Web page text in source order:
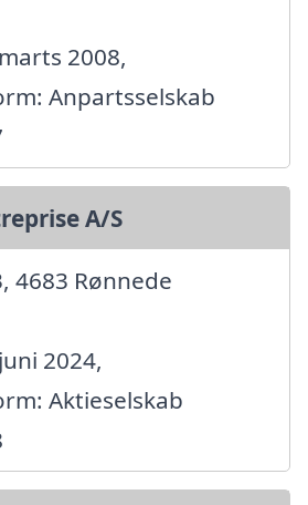
2008,
Anpartsselskab
A/S
4683 Rønnede
2024,
Aktieselskab